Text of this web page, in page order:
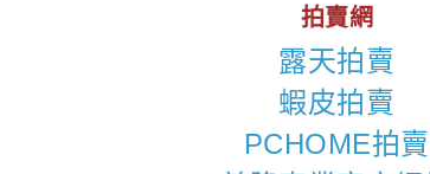
拍賣網
露天拍賣
蝦皮拍賣
PCHOME拍賣